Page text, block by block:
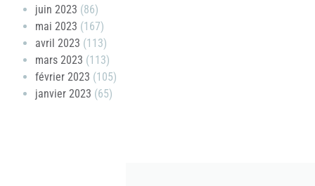
juin 2023 (86)
mai 2023 (167)
avril 2023 (113)
mars 2023 (113)
février 2023 (105)
janvier 2023 (65)